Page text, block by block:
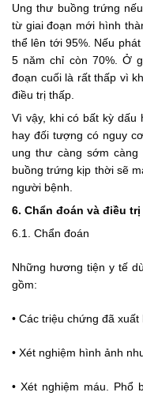
Ung thư buồng trứng
từ giai đoạn mới hình
thể lên tới 95%. Nếu
5 năm chỉ còn 70%. Ở
đoạn cuối là rất thấp vì
điều trị thấp.
Vì vậy, khi có bất kỳ dấu
hay đối tượng có nguy
ung thư càng sớm
buồng trứng kịp thời sẽ
người bệnh.
6. Chẩn đoán và điều
6.1. Chẩn đoán
Những hương tiện y tế
gồm:
• Các triệu chứng đã xuất
• Xét nghiệm hình ảnh
• Xét nghiệm máu. Phổ